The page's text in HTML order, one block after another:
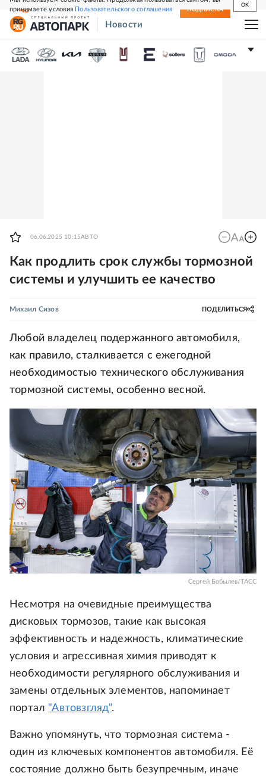
принимаете условияПользовательского соглашения
OK
СВЕЖИЙ НОМЕР ПОДПИСКА
Новости
06.06.2025 10:15АВТО
Как продлить срок службы тормозной
системы и улучшить ее качество
Михаил Сизов ПОДЕЛИТЬСЯ
Любой владелец подержанного автомобиля,
как правило, сталкивается с ежегодной
необходимостью технического обслуживания
тормозной системы, особенно весной.
Сергей Бобылев/ТАСС
Несмотря на очевидные преимущества
дисковых тормозов, такие как высокая
эффективность и надежность, климатические
условия и агрессивная химия приводят к
необходимости регулярного обслуживания и
замены отдельных элементов, напоминает
портал "Автовзгляд".
Важно упомянуть, что тормозная система -
один из ключевых компонентов автомобиля. Её
состояние должно быть безупречным, иначе